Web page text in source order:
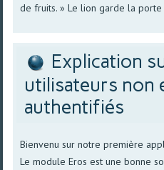
de fruits. » Le lion garde la porte
Explication
utilisateurs non
authentifiés
Bienvenu sur notre première
Le module Eros est une bonne